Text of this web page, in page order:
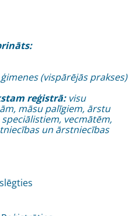
(vispārējās prakses)
reģistrā:visu
māsu palīgiem, ārstu
vecmātēm,
un ārstniecības